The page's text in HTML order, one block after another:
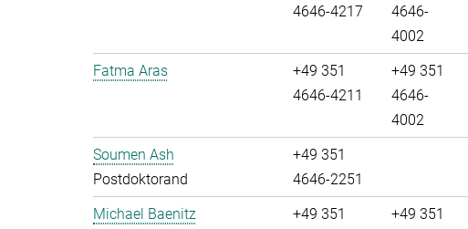
4646-4217
4646-
4002
Fatma Aras
+49 351
4646-4211
+49 351
4646-
4002
Soumen Ash
Postdoktorand
+49 351
4646-2251
Michael Baenitz
+49 351
+49 351